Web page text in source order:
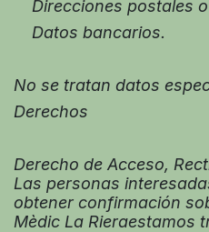
Direcciones postales
Datos bancarios.
No se tratan datos
Derechos
Derecho de Acceso,
Las personas
obtener confirmación
Mèdic La Rieraestamos